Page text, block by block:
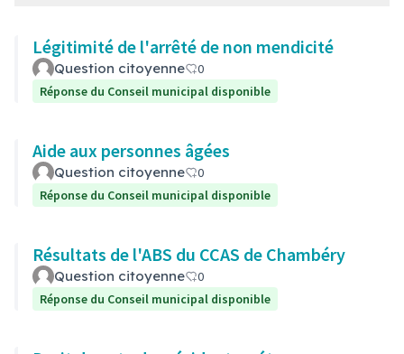
Légitimité de l'arrêté de non mendicité
Question citoyenne
0
Réponse du Conseil municipal disponible
Aide aux personnes âgées
Question citoyenne
0
Réponse du Conseil municipal disponible
Résultats de l'ABS du CCAS de Chambéry
Question citoyenne
0
Réponse du Conseil municipal disponible